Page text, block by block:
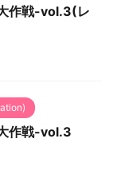
作戦-vol.3(レ
作戦-vol.3